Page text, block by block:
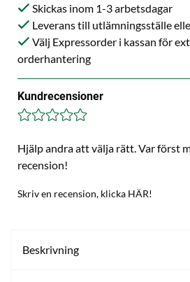
Skickas inom 1-3 arbetsdagar
Leverans till utlämningsställe
Välj Expressorder i kassan för
orderhantering
Kundrecensioner
Hjälp andra att välja rätt. Var först
recension!
Skriv en recension, klicka HÄR!
Beskrivning